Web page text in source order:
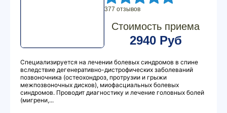
377 отзывов
Стоимость приема
2940 Руб
Специализируется на лечении болевых синдромов в спине
вследствие дегенеративно-дистрофических заболеваний
позвоночника (остеохондроз, протрузии и грыжи
межпозвоночных дисков), миофасциальных болевых
синдромов. Проводит диагностику и лечение головных болей
(мигрени,...